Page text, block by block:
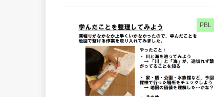
PBL